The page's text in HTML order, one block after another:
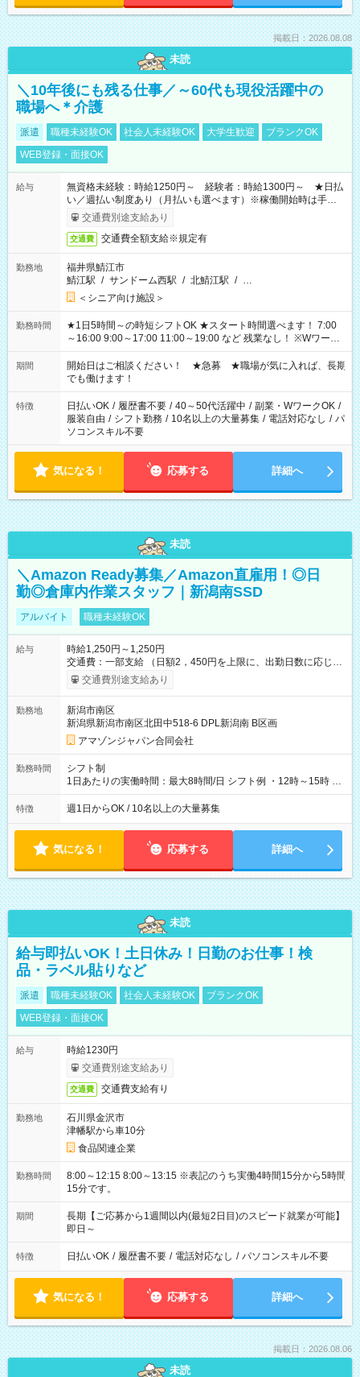
掲載日：2026.08.08
未読
＼10年後にも残る仕事／～60代も現役活躍中の
職場へ＊介護
派遣 職種未経験OK 社会人未経験OK 大学生歓迎
ブランクOK
WEB登録・面接OK
給与
無資格未経験：時給1250円～ 経験者：時給1300円～ ★日払
い／週払い制度あり（月払いも選べます）※稼働開始時は手続き
完了次第のお支払いとなります。
交通費別途支給あり
交通費 交通費全額支給※規定有
勤務地
福井県鯖江市
鯖江駅 / サンドーム西駅 / 北鯖江駅 / …
＜シニア向け施設＞
勤務時間
★1日5時間～の時短シフトOK ★スタート時間選べます！ 7:00
～16:00 9:00～17:00 11:00～19:00 など 残業なし！ ※Wワーク
の場合、他のお仕事と合わせ週40時間超の就業はご案内できま
せん ※法令に基づき、週20時間以上勤務は社会保険への加入対
象となります ※労働者派遣法（日雇い派遣の原則禁止）によ
り、短時間・短期間の就業はご案内が難しい場合があります
期間
開始日はご相談ください！ ★急募 ★職場が気に入れば、長期
でも働けます！
特徴 日払いOK / 履歴書不要 / 40～50代活躍中 / 副業・WワークOK /
服装自由 / シフト勤務 / 10名以上の大量募集 / 電話対応なし / パ
ソコンスキル不要
気になる！ 応募する 詳細へ
未読
＼Amazon Ready募集／Amazon直雇用！◎日
勤◎倉庫内作業スタッフ｜新潟南SSD
アルバイト 職種未経験OK
給与
時給1,250円～1,250円
交通費：一部支給 （日額2，450円を上限に、出勤日数に応じて
実費支給） ※22:00～翌5:00までは時給25%UP！ ■給与前払い
制度あり ※前払い額の上限あり、手数料無料（Amazon負担）
交通費別途支給あり
勤務地
新潟市南区
新潟県新潟市南区北田中518-6 DPL新潟南 B区画
アマゾンジャパン合同会社
勤務時間
シフト制
1日あたりの実働時間：最大8時間/日 シフト例 ・12時～15時 入
社後、就業可能シフトをご確認の上、申請してください。
特徴 週1日からOK / 10名以上の大量募集
気になる！ 応募する 詳細へ
未読
給与即払いOK！土日休み！日勤のお仕事！検
品・ラベル貼りなど
派遣 職種未経験OK 社会人未経験OK
ブランクOK
WEB登録・面接OK
給与
時給1230円
交通費別途支給あり
交通費 交通費支給有り
勤務地
石川県金沢市
津幡駅から車10分
食品関連企業
勤務時間
8:00～12:15 8:00～13:15 ※表記のうち実働4時間15分から5時間
15分です。
期間
長期【ご応募から1週間以内(最短2日目)のスピード就業が可能】
即日～
特徴 日払いOK / 履歴書不要 / 電話対応なし / パソコンスキル不要
気になる！ 応募する 詳細へ
掲載日：2026.08.06
未読